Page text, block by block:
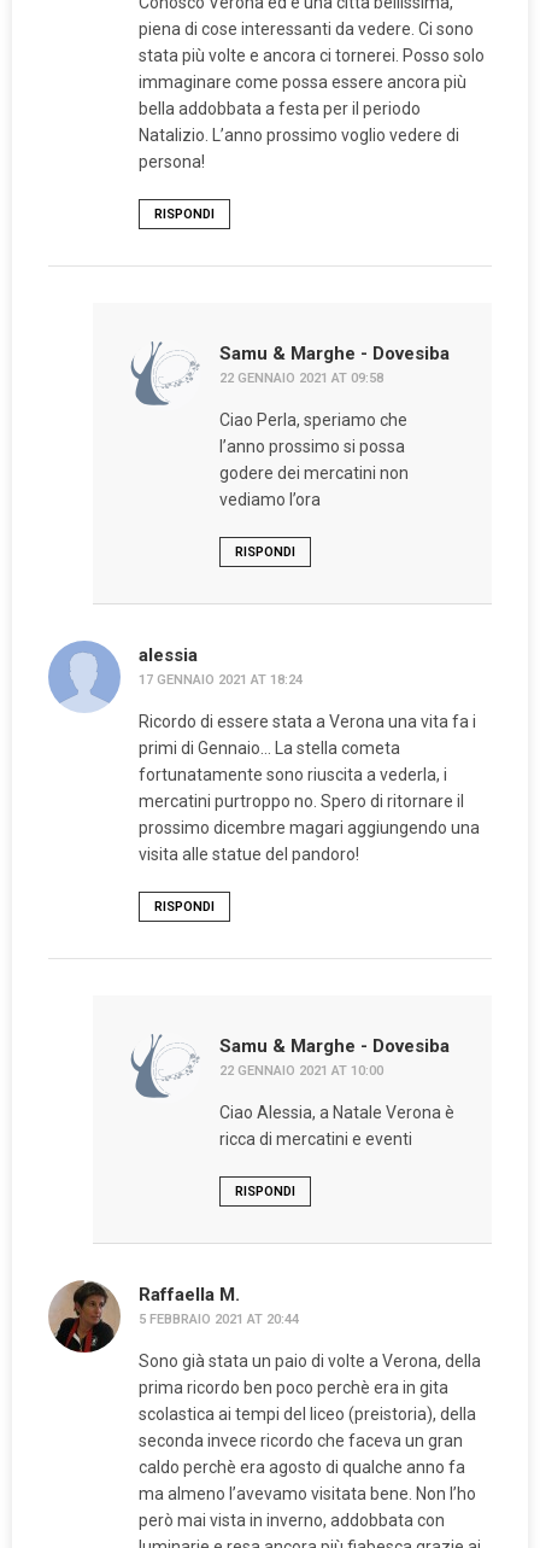
piena di cose interessanti da vedere. Ci sono
stata più volte e ancora ci tornerei. Posso solo
immaginare come possa essere ancora più
bella addobbata a festa per il periodo
Natalizio. L’anno prossimo voglio vedere di
persona!
RISPONDI
Samu & Marghe - Dovesiba
22 GENNAIO 2021 AT 09:58
Ciao Perla, speriamo che
l’anno prossimo si possa
godere dei mercatini non
vediamo l’ora
RISPONDI
alessia
17 GENNAIO 2021 AT 18:24
Ricordo di essere stata a Verona una vita fa i
primi di Gennaio… La stella cometa
fortunatamente sono riuscita a vederla, i
mercatini purtroppo no. Spero di ritornare il
prossimo dicembre magari aggiungendo una
visita alle statue del pandoro!
RISPONDI
Samu & Marghe - Dovesiba
22 GENNAIO 2021 AT 10:00
Ciao Alessia, a Natale Verona è
ricca di mercatini e eventi
RISPONDI
Raffaella M.
5 FEBBRAIO 2021 AT 20:44
Sono già stata un paio di volte a Verona, della
prima ricordo ben poco perchè era in gita
scolastica ai tempi del liceo (preistoria), della
seconda invece ricordo che faceva un gran
caldo perchè era agosto di qualche anno fa
ma almeno l’avevamo visitata bene. Non l’ho
però mai vista in inverno, addobbata con